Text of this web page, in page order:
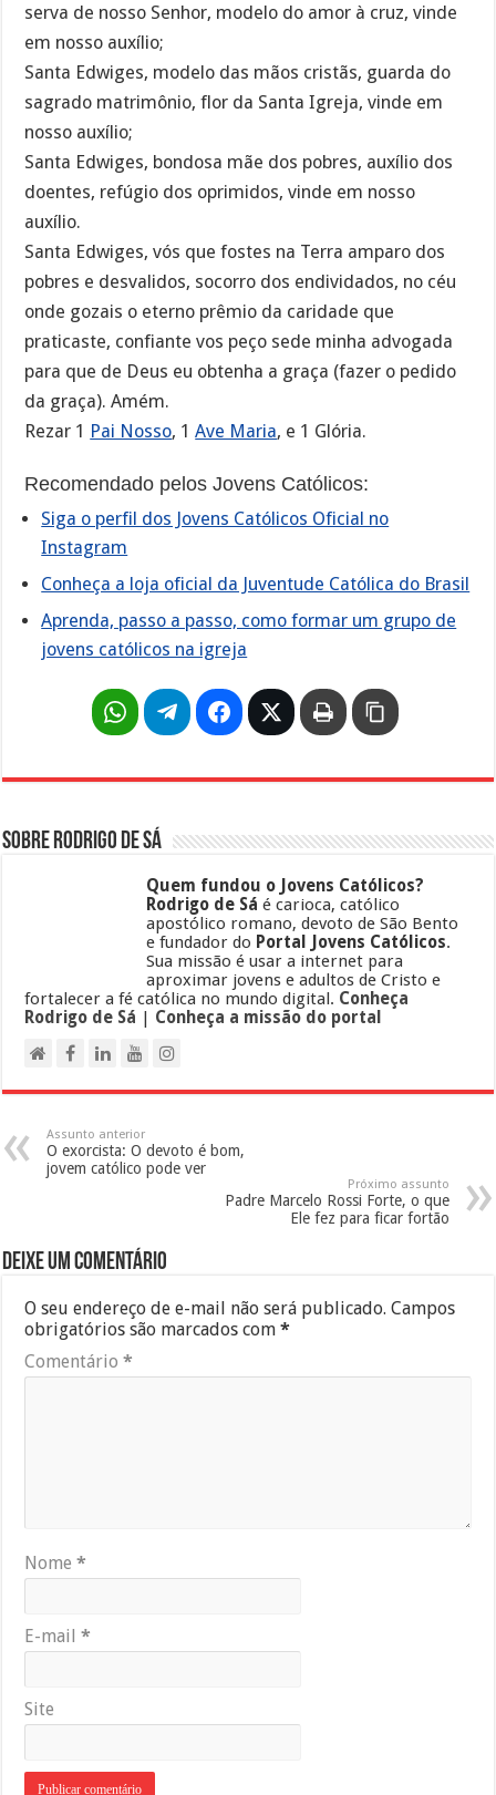
serva de nosso Senhor, modelo do amor à cruz, vinde
em nosso auxílio;
Santa Edwiges, modelo das mãos cristãs, guarda do
sagrado matrimônio, flor da Santa Igreja, vinde em
nosso auxílio;
Santa Edwiges, bondosa mãe dos pobres, auxílio dos
doentes, refúgio dos oprimidos, vinde em nosso
auxílio.
Santa Edwiges, vós que fostes na Terra amparo dos
pobres e desvalidos, socorro dos endividados, no céu
onde gozais o eterno prêmio da caridade que
praticaste, confiante vos peço sede minha advogada
para que de Deus eu obtenha a graça (fazer o pedido
da graça). Amém.
Rezar 1 Pai Nosso, 1Ave Maria, e 1 Glória.
Recomendado pelos Jovens Católicos:
Siga o perfil dos Jovens Católicos Oficial no
Instagram
Conheça a loja oficial da Juventude Católica do Brasil
Aprenda, passo a passo, como formar um grupo de
jovens católicos na igreja
Sobre Rodrigo de Sá
Quem fundou o Jovens Católicos?
Rodrigo de Sá é carioca, católico
apostólico romano, devoto de São Bento
e fundador do Portal Jovens Católicos.
Sua missão é usar a internet para
aproximar jovens e adultos de Cristo e
fortalecer a fé católica no mundo digital. Conheça
Rodrigo de Sá | Conheça a missão do portal
Assunto anterior
O exorcista: O devoto é bom,
jovem católico pode ver
Próximo assunto
Padre Marcelo Rossi Forte, o que
Ele fez para ficar fortão
Deixe um comentário
O seu endereço de e-mail não será publicado. Campos
obrigatórios são marcados com*
Comentário*
Nome*
E-mail*
Site